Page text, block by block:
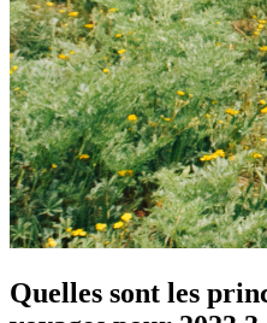
Quelles sont les